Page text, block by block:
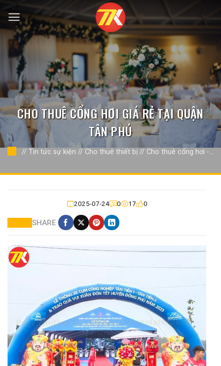
qua
nội
dung
CHO THUÊ CỔNG HƠI GIÁ RẺ TẠI QUẬN
TÂN PHÚ
// Tin tức sự kiện // Cho thuê thiết bị // Cho thuê cổng hơi - rối
2025-07-24 0 17 0
SHARE